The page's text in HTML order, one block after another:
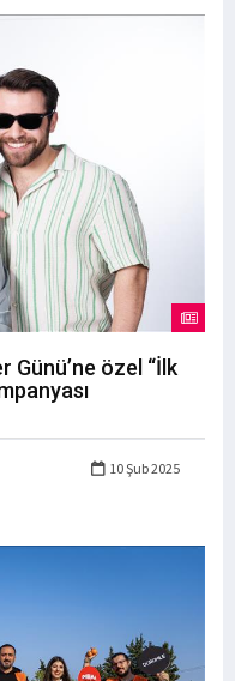
Günü’ne özel “İlk
10 Şub 2025